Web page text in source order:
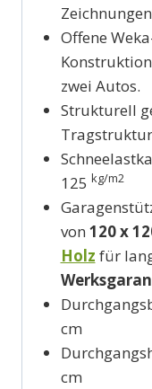
Offene
zwei Autos.
Strukturell
125 kg/m2
von 120 x
Holz für
cm
cm